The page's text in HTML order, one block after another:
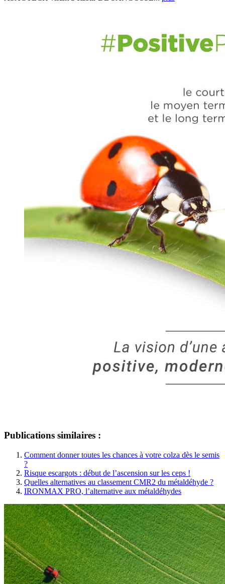
Publications similaires :
Comment donner toutes les chances à votre colza dès le semis
?
Risque escargots : début de l’ascension sur les ceps !
Quelles alternatives au classement CMR2 du métaldéhyde ?
IRONMAX PRO, l’alternative aux métaldéhydes